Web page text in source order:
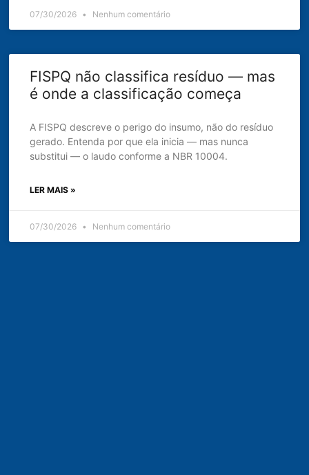
07/30/2026 Nenhum comentário
FISPQ não classifica resíduo — mas
é onde a classificação começa
A FISPQ descreve o perigo do insumo, não do resíduo
gerado. Entenda por que ela inicia — mas nunca
substitui — o laudo conforme a NBR 10004.
LER MAIS »
07/30/2026 Nenhum comentário